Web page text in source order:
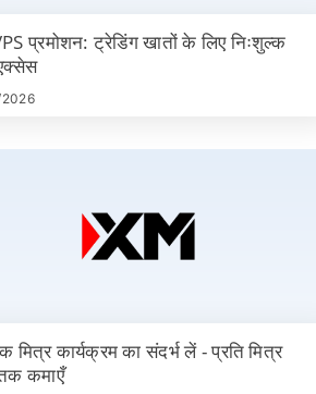
PAMM खाते।
प्रमोशन: ट्रेडिंग खातों के लिए निःशुल्क
मित्र कार्यक्रम का संदर्भ लें - प्रति मित्र
कमाएँ